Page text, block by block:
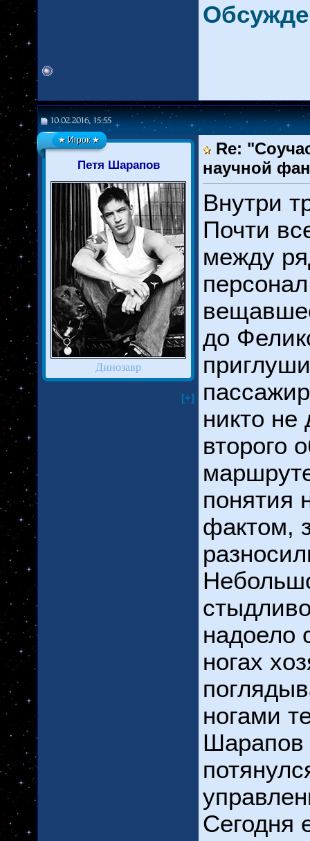
10.02.2016, 15:55
Петя Шарапов
★ Игрок ★
Динозавр
[+]
Re:
научной
Внутри
Почти
между
до
никто не
второго
понятия
фактом,
надоело
ногах
ногами
Шарапов
Сегодня